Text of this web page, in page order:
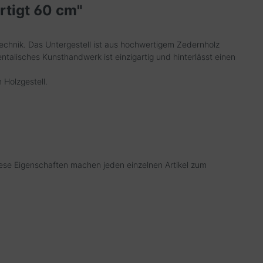
60 cm"
Das Untergestell ist aus hochwertigem Zedernholz
Kunsthandwerk ist einzigartig und hinterlässt einen
Eigenschaften machen jeden einzelnen Artikel zum